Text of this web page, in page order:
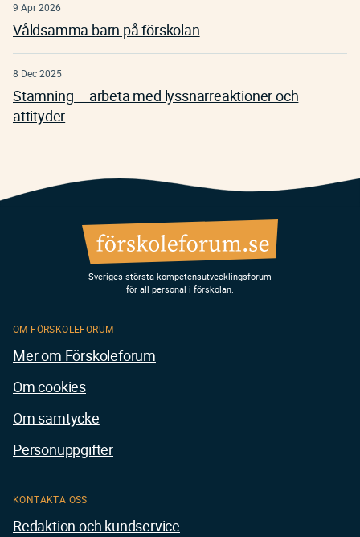
9 Apr 2026
Våldsamma barn på förskolan
8 Dec 2025
Stamning – arbeta med lyssnarreaktioner och
attityder
Sveriges största kompetensutvecklingsforum
för all personal i förskolan.
KONTAKTA OSS
Redaktion och kundservice
OM FÖRSKOLEFORUM
Mer om Förskoleforum
Om cookies
Om samtycke
Personuppgifter